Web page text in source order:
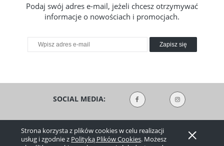
Strona korzysta z plików cookies w celu realizacji
usług i zgodnie z Polityką Plików Cookies. Możesz
Podaj swój adres e-mail, jeżeli chcesz otrzymywać
informacje o nowościach i promocjach.
Zapisz się
SOCIAL MEDIA:
STOPKA